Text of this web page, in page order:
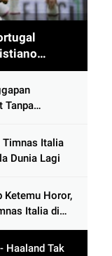
Tanpa
Timnas Italia
Dunia Lagi
Ketemu Horor,
Italia di
Haaland Tak